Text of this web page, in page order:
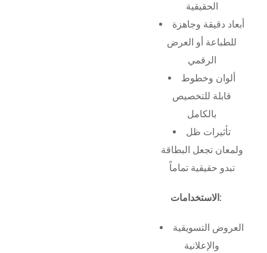
الحقيقية
أبعاد دقيقة وجاهزة
للطباعة أو العرض
الرقمي
ألوان وخطوط
قابلة للتخصيص
بالكامل
تأثيرات ظل
ولمعان تجعل البطاقة
تبدو حقيقية تماماً
الاستخدامات:
العروض التسويقية
والإعلانية